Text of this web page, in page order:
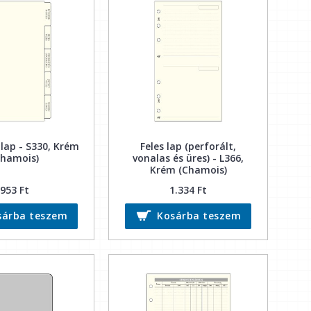
- S330, Krém
953 Ft
teszem
Feles lap (perforált,
vonalas és üres) - L366,
Krém (Chamois)
1.334 Ft
Kosárba teszem